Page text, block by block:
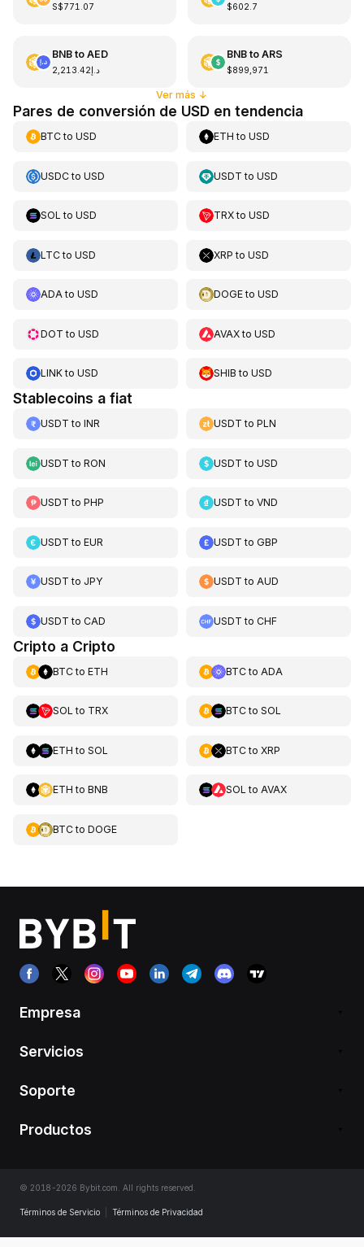
S$771.07 $602.7
BNBto AED
د.إ2,213.42
BNBto ARS
$899,971
Ver más ↓
Pares de conversión de USD en tendencia
BTCto USD ETH toUSD
USDCto USD USDT toUSD
SOL to USD TRXtoUSD
LTCto USD XRP toUSD
ADAto USD DOGEtoUSD
DOT to USD AVAXtoUSD
LINKto USD SHIB toUSD
Stablecoins a fiat
USDT to INR USDT toPLN
USDT to RON USDT toUSD
USDT to PHP USDT toVND
USDT to EUR USDT toGBP
USDT to JPY USDT toAUD
USDT to CAD USDT toCHF
Cripto a Cripto
BTCto ETH BTCto ADA
SOL to TRX BTCto SOL
ETH to SOL BTCto XRP
ETH to BNB SOL to AVAX
BTCto DOGE
Empresa
Servicios
Soporte
Productos
© 2018-2026 Bybit.com. All rights reserved.
Términos de Servicio Términos de Privacidad